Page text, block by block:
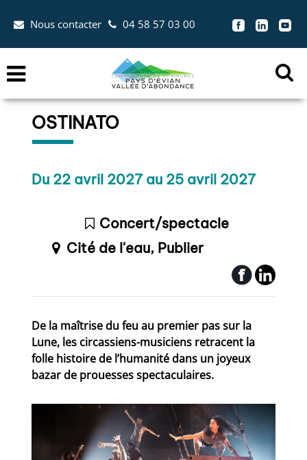
Aller à la recherche
Nous contacter 04 58 57 03 00
 
la
OSTINATO
Dates :
Du 22 avril 2027 au 25 avril 2027
Concert/spectacle
Lieu :
Cité de l'eau, Publier
De la maîtrise du feu au premier pas sur la
Lune, les circassiens-musiciens retracent la
folle histoire de l’humanité dans un joyeux
bazar de prouesses spectaculaires.